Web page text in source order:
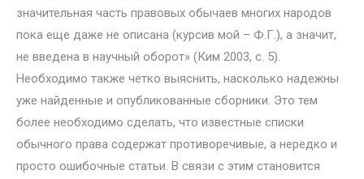
значительная часть правовых обычаев многих народов
пока еще даже не описана (курсив мой – Ф.Г.), а значит,
не введена в научный оборот» (Ким 2003, с. 5).
Необходимо также четко выяснить, насколько надежны
уже найденные и опубликованные сборники. Это тем
более необходимо сделать, что известные списки
обычного права содержат противоречивые, а нередко и
просто ошибочные статьи. В связи с этим становится